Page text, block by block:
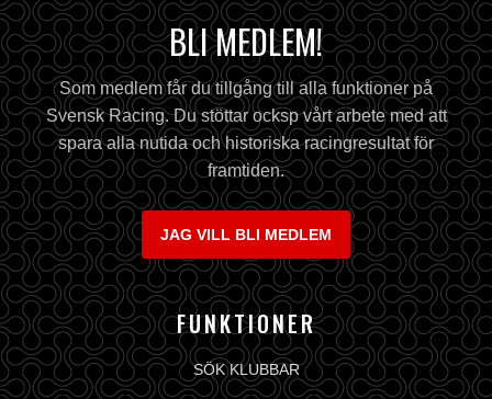
BLI MEDLEM!
Som medlem får du tillgång till alla funktioner på
Svensk Racing. Du stöttar ocksp vårt arbete med att
spara alla nutida och historiska racingresultat för
framtiden.
JAG VILL BLI MEDLEM
FUNKTIONER
SÖK KLUBBAR